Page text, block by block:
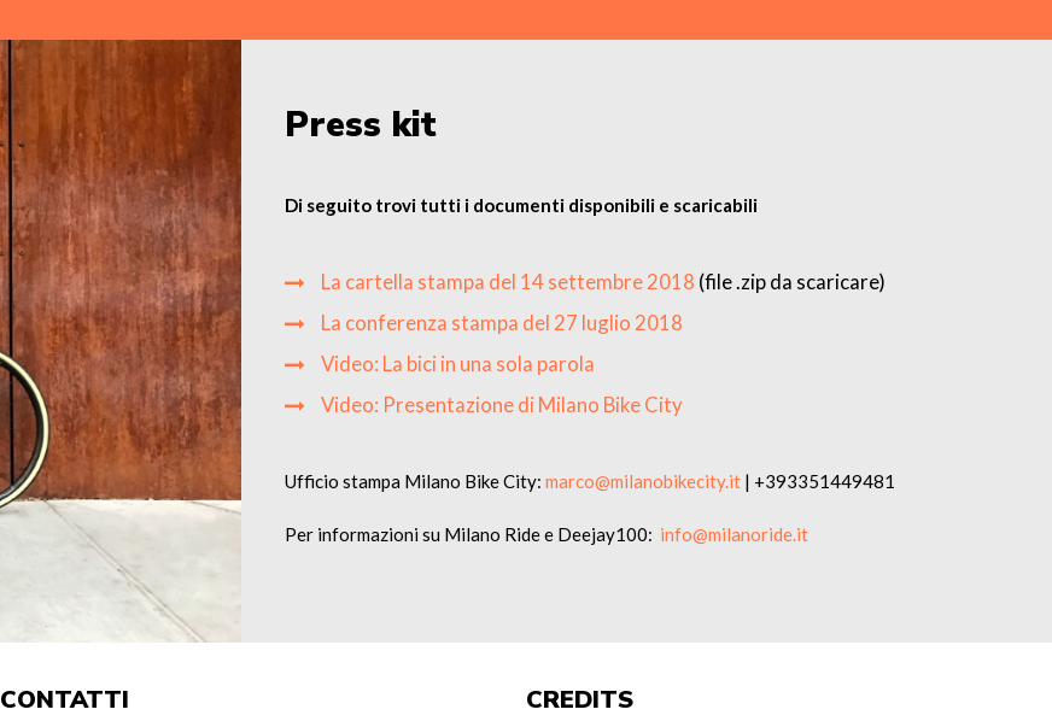
Press kit
Di seguito trovi tutti i documenti disponibili e scaricabili
La cartella stampa del 14 settembre 2018 (file .zip da scaricare)
La conferenza stampa del 27 luglio 2018
Video: La bici in una sola parola
Video: Presentazione di Milano Bike City
Ufficio stampa Milano Bike City: marco@milanobikecity.it | +393351449481
Per informazioni su Milano Ride e Deejay100: info@milanoride.it
CONTATTI CREDITS